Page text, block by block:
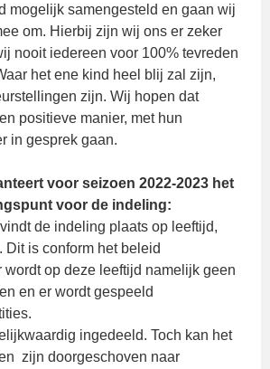
mogelijk samengesteld en gaan wij
om. Hierbij zijn wij ons er zeker
nooit iedereen voor 100% tevreden
het ene kind heel blij zal zijn,
zijn. Wij hopen dat
positieve manier, met hun
in gesprek gaan.
voor seizoen 2022-2023 het
voor de indeling:
de indeling plaats op leeftijd,
Dit is conform het beleid
wordt op deze leeftijd namelijk geen
en er wordt gespeeld
ingedeeld. Toch kan het
zijn doorgeschoven naar